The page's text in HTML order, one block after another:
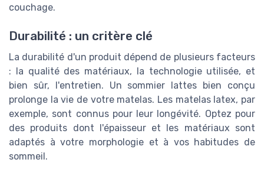
couchage.
Durabilité : un critère clé
La durabilité d'un produit dépend de plusieurs facteurs
: la qualité des matériaux, la technologie utilisée, et
bien sûr, l'entretien. Un sommier lattes bien conçu
prolonge la vie de votre matelas. Les matelas latex, par
exemple, sont connus pour leur longévité. Optez pour
des produits dont l'épaisseur et les matériaux sont
adaptés à votre morphologie et à vos habitudes de
sommeil.